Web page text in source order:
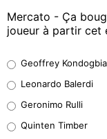
Mercato - Ça
joueur à partir cet
38%
32%
Geoffrey Kondogbia
Leonardo Balerdi
Geronimo Rulli
Quinten Timber